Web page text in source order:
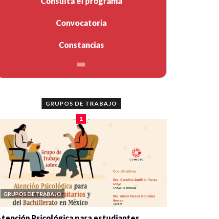
Convocatoria
Constancias
GRUPOS DE TRABAJO
1
GRUPOS DE TRABAJO